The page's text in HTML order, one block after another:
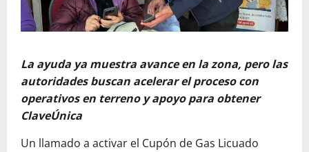
La ayuda ya muestra avance en la zona, pero las
autoridades buscan acelerar el proceso con
operativos en terreno y apoyo para obtener
ClaveÚnica
Un llamado a activar el Cupón de Gas Licuado